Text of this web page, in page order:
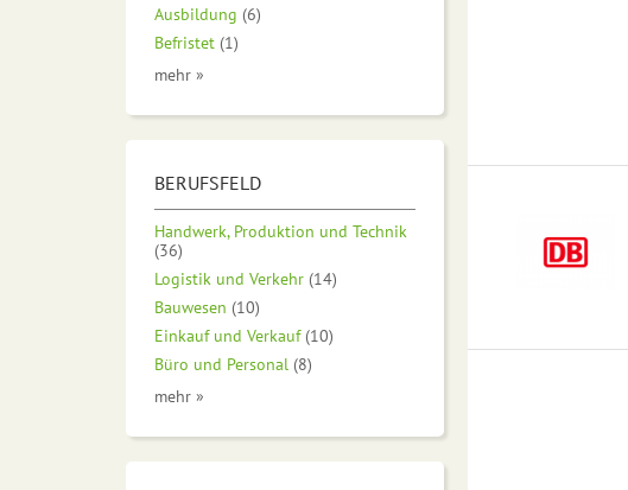
Ausbildung (6)
Befristet (1)
mehr »
BERUFSFELD
Handwerk, Produktion und Technik
(36)
Logistik und Verkehr (14)
Bauwesen (10)
Einkauf und Verkauf (10)
Büro und Personal (8)
mehr »